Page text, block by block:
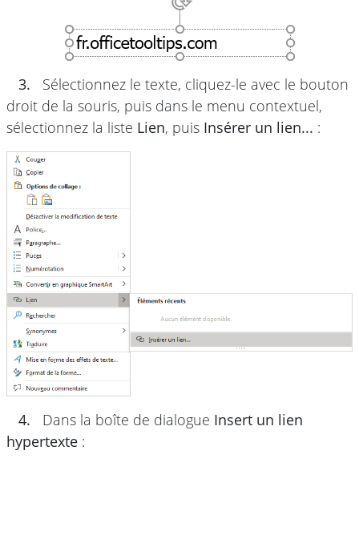
3.
Sélectionnez le texte, cliquez-le avec le bouton
droit de la souris, puis dans le menu contextuel,
sélectionnez la liste Lien, puis Insérer un lien... :
4. Dans la boîte de dialogue Insert un lien
hypertexte :